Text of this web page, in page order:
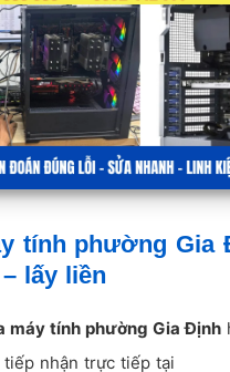
tính phường Gia
lấy liền
máy tính phường Gia Định
nhận trực tiếp tại